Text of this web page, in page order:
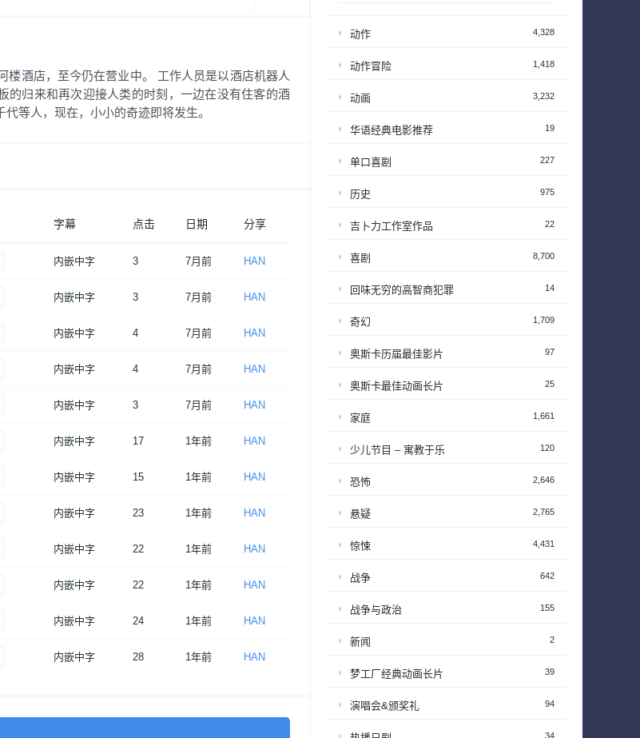
酒店，至今仍在营业中。 工作人员是以酒店机器人
的归来和再次迎接人类的时刻，一边在没有住客的酒
等人，现在，小小的奇迹即将发生。
字幕 点击 日期 分享
内嵌中字 3 7月前 HAN
内嵌中字 3 7月前 HAN
内嵌中字 4 7月前 HAN
内嵌中字 4 7月前 HAN
内嵌中字 3 7月前 HAN
内嵌中字 17 1年前 HAN
内嵌中字 15 1年前 HAN
内嵌中字 23 1年前 HAN
内嵌中字 22 1年前 HAN
内嵌中字 22 1年前 HAN
内嵌中字 24 1年前 HAN
内嵌中字 28 1年前 HAN
动作 4,328
动作冒险 1,418
动画 3,232
华语经典电影推荐 19
单口喜剧 227
历史 975
吉卜力工作室作品 22
喜剧 8,700
回味无穷的高智商犯罪 14
奇幻 1,709
奥斯卡历届最佳影片 97
奥斯卡最佳动画长片 25
家庭 1,661
少儿节目 – 寓教于乐 120
恐怖 2,646
悬疑 2,765
惊悚 4,431
战争 642
战争与政治 155
新闻 2
梦工厂经典动画长片 39
演唱会&颁奖礼 94
34